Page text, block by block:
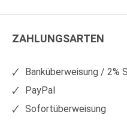
auf
auf
ZAHLUNGSARTEN
Banküberweisung / 2%
PayPal
Sofortüberweisung